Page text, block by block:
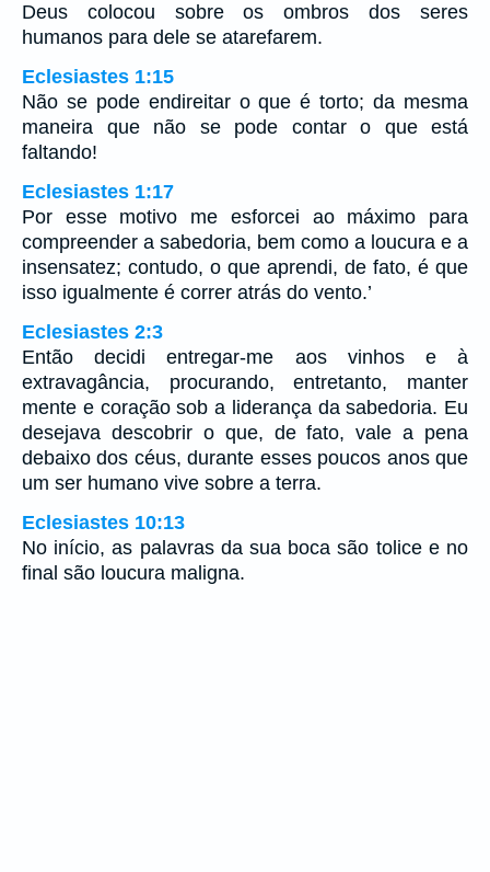
Deus colocou sobre os ombros dos seres
humanos para dele se atarefarem.
Eclesiastes 1:15
Não se pode endireitar o que é torto; da mesma
maneira que não se pode contar o que está
faltando!
Eclesiastes 1:17
Por esse motivo me esforcei ao máximo para
compreender a sabedoria, bem como a loucura e a
insensatez; contudo, o que aprendi, de fato, é que
isso igualmente é correr atrás do vento.’
Eclesiastes 2:3
Então decidi entregar-me aos vinhos e à
extravagância, procurando, entretanto, manter
mente e coração sob a liderança da sabedoria. Eu
desejava descobrir o que, de fato, vale a pena
debaixo dos céus, durante esses poucos anos que
um ser humano vive sobre a terra.
Eclesiastes 10:13
No início, as palavras da sua boca são tolice e no
final são loucura maligna.